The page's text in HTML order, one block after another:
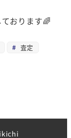
おります🌈
査定